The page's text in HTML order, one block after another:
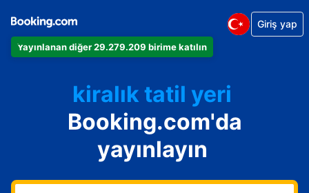
Yayınlanan diğer 29.279.209 birime katılın
Giriş yap
Dairenizi
Otelinizi
kiralık tatil yeri
Konukevinizi
Oda ve kahvaltı tesisinizi
Booking.com'da
yayınlayın